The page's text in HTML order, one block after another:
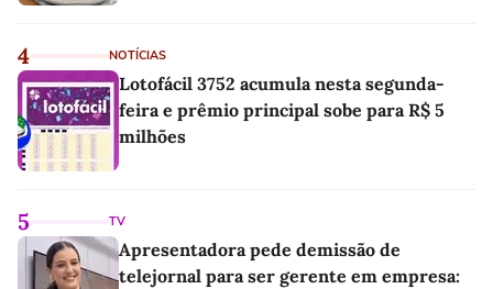
4 NOTÍCIAS
Lotofácil 3752 acumula nesta segunda-
feira e prêmio principal sobe para R$ 5
milhões
5 TV
Apresentadora pede demissão de
telejornal para ser gerente em empresa: